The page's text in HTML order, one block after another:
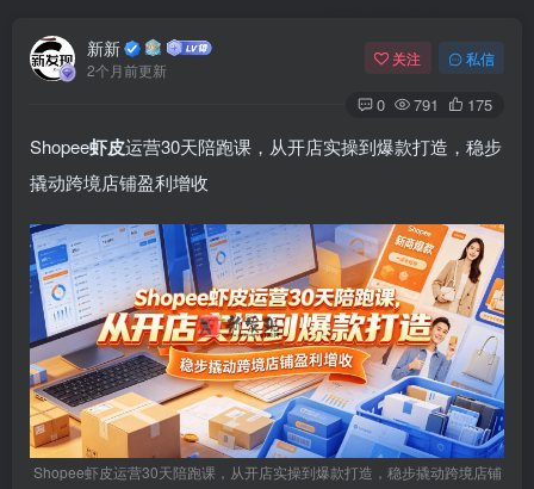
新新
2个月前更新
关注 私信
0 791 175
Shopee虾皮运营30天陪跑课，从开店实操到爆款打造，稳步
撬动跨境店铺盈利增收
Shopee虾皮运营30天陪跑课，从开店实操到爆款打造，稳步撬动跨境店铺